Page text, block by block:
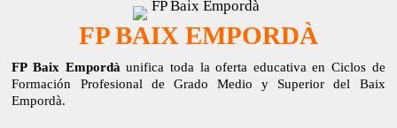
FP BAIX EMPORDÀ
FP Baix Empordàunifica toda la oferta educativa en Ciclos de
Formación Profesional de Grado Medio y Superior del Baix
Empordà.